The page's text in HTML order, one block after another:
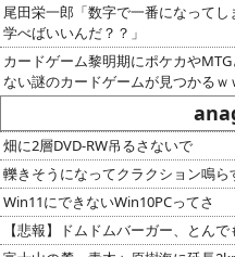
尾田栄一郎「数字で一番になって
学べばいいんだ？？」
カードゲーム黎明期にポケカや
ない謎のカードゲームが見つかるｗ
畑に2層DVD-RW吊るさないで
轢きそうになってクラクション鳴
Win11にできないWin10PCってさ
【悲報】ドムドムバーガー、とん